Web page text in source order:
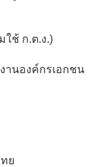
ใช้ ก.ต.ง.)
านองค์กรเอกชน
ย